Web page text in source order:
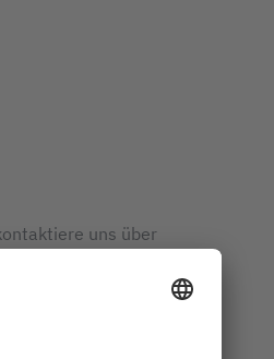
uns über
Nähe.